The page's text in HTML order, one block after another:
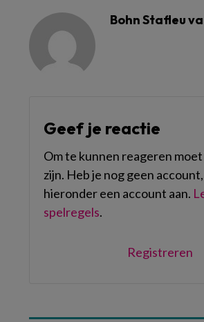
Bohn Stafleu
Geef je reactie
Om te kunnen reageren
zijn. Heb je nog geen
hieronder een account aan.
spelregels.
Registreren